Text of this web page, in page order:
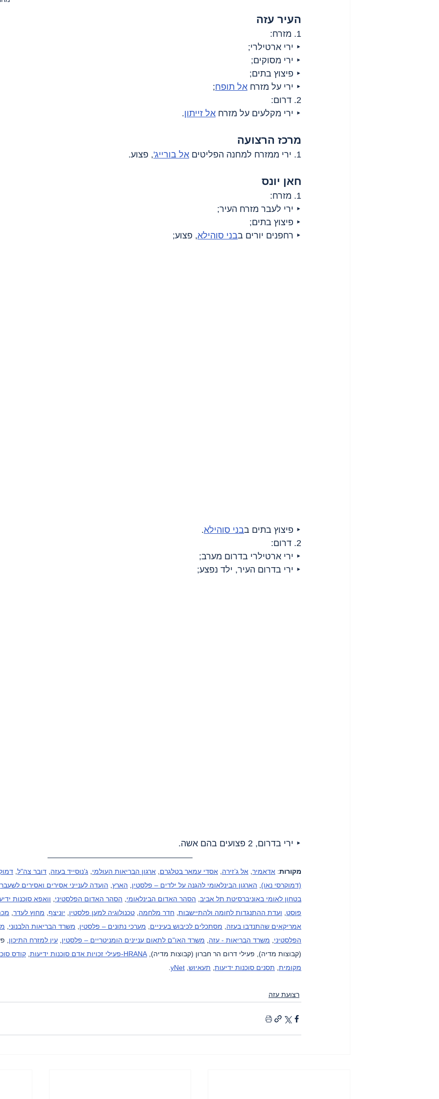
העיר עזה
1. מזרח:
‣ ירי ארטילרי;
‣ ירי מסוקים;
‣ פיצוץ בתים;
‣ ירי על מזרח אל תופח;
2. דרום:
‣ ירי מקלעים על מזרח אל זייתון.
מרכז הרצועה
1. ירי ממזרח למחנה הפליטים אל בורייג', פצוע.
חאן יונס
1. מזרח:
‣ ירי לעבר מזרח העיר;
‣ פיצוץ בתים;
‣ רחפנים יורים בבני סוהילא, פצוע;
‣ פיצוץ בתים בבני סוהילא.
2. דרום:
‣ ירי ארטילרי בדרום מערב;
‣ ירי בדרום העיר, ילד נפצע;
‣ ירי בדרום, 2 פצועים בהם אשה.
מקורות: אדאמיר, אל ג’זירה, אסדי עמאר בטלגרם, ארגון הבריאות העולמי, ג’נוסייד בעזה, דובר צה"ל,
(דמוקרסי נאו), הארגון הבינלאומי להגנה על ילדים – פלסטין, הארץ, הועדה לענייני אסירים ואסירים לשעבר
בטחון לאומי באוניברסיטת תל אביב, הסהר האדום הבינלאומי, הסהר האדום הפלסטיני, וואפא סוכנות
פוסט, ועדת ההתנגדות לחומה ולהתיישבות, חדר מלחמה, טכנולוגיה למען פלסטין, יוניצף, מחוץ לעדר,
אמריקאים שהתנדבו בעזה, מסתכלים לכיבוש בעיניים, מערכי נתונים – פלסטין, משרד הבריאות הלבנוני,
הפלסטיני, משרד הבריאות - עזה, משרד האו"ם לתאום עניינים הומניטריים – פלסטין, עין למזרח התיכון,
(קבוצות מדיה), פעילי דרום הר חברון (קבוצות מדיה), HRANA-פעילי זכויות אדם סוכנות ידיעות , קודס
מקומית, תסנים סוכנות ידיעות, תעאיוש,
yNet
.
רצועת עזה